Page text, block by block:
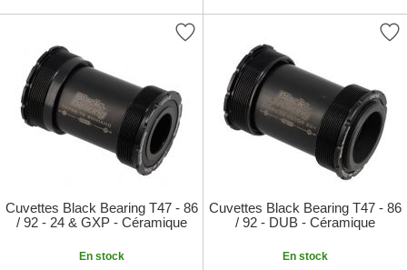
Cuvettes Black Bearing T47 - 86
/ 92 - 24 & GXP - Céramique
En stock
Cuvettes Black Bearing T47 - 86
/ 92 - DUB - Céramique
En stock